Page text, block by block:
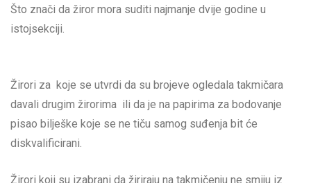
Što znači da žiror mora suditi najmanje dvije godine u
istojsekciji.
Žirori za koje se utvrdi da su brojeve ogledala takmičara
davali drugim žirorima ili da je na papirima za bodovanje
pisao bilješke koje se ne tiču samog suđenja bit će
diskvalificirani.
Žirori koji su izabrani da žiriraju na takmičenju ne smiju iz